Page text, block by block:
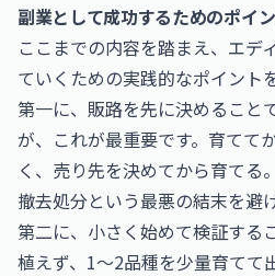
副業として成功するためのポイ
ここまでの内容を踏まえ、エデ
ていくための実践的なポイント
第一に、販路を先に決めること
が、これが最重要です。育てて
く、売り先を決めてから育てる
撤去処分という最悪の結末を避
第二に、小さく始めて検証する
植えず、1〜2品種を少量育てて